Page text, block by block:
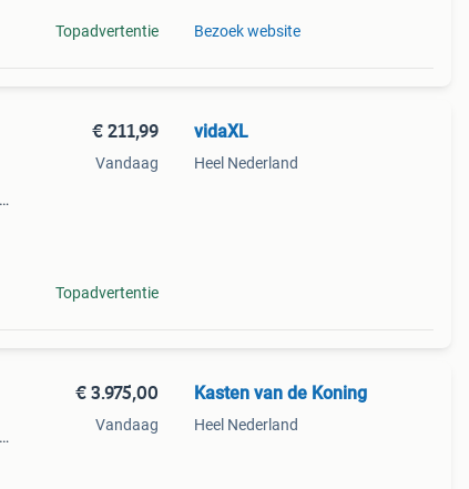
Topadvertentie Bezoek website
€ 211,99
Vandaag
Topadvertentie
vidaXL
Heel Nederland
€ 3.975,00
Vandaag
Kasten van de Koning
Heel Nederland